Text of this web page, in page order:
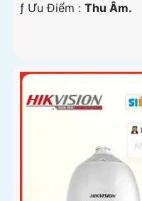
️ƒ Ưu Điểm : Thu Âm.